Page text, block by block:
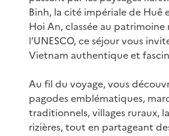
Binh, la cité impériale de Huê
Hoi An, classée au
l’UNESCO, ce séjour vous
Vietnam authentique et
Au fil du voyage, vous
pagodes emblématiques,
traditionnels, villages ruraux,
rizières, tout en partageant